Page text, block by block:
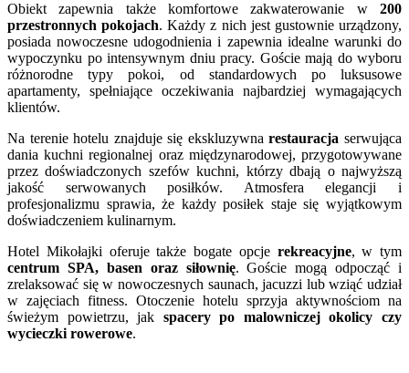
Obiekt zapewnia także komfortowe zakwaterowanie w 200
przestronnych pokojach. Każdy z nich jest gustownie urządzony,
posiada nowoczesne udogodnienia i zapewnia idealne warunki do
wypoczynku po intensywnym dniu pracy. Goście mają do wyboru
różnorodne typy pokoi, od standardowych po luksusowe
apartamenty, spełniające oczekiwania najbardziej wymagających
klientów.
Na terenie hotelu znajduje się ekskluzywnarestauracja serwująca
dania kuchni regionalnej oraz międzynarodowej, przygotowywane
przez doświadczonych szefów kuchni, którzy dbają o najwyższą
jakość serwowanych posiłków. Atmosfera elegancji i
profesjonalizmu sprawia, że każdy posiłek staje się wyjątkowym
doświadczeniem kulinarnym.
Hotel Mikołajki oferuje także bogate opcje rekreacyjne, w tym
centrum SPA, basen oraz siłownię. Goście mogą odpocząć i
zrelaksować się w nowoczesnych saunach, jacuzzi lub wziąć udział
w zajęciach fitness. Otoczenie hotelu sprzyja aktywnościom na
świeżym powietrzu, jak spacery po malowniczej okolicy czy
wycieczki rowerowe.